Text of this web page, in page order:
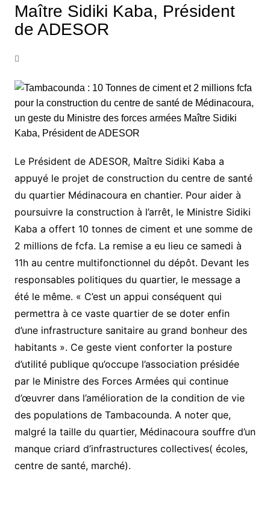
Maître Sidiki Kaba, Président
de ADESOR
Le Président de ADESOR, Maître Sidiki Kaba a
appuyé le projet de construction du centre de santé
du quartier Médinacoura en chantier. Pour aider à
poursuivre la construction à l’arrêt, le Ministre Sidiki
Kaba a offert 10 tonnes de ciment et une somme de
2 millions de fcfa. La remise a eu lieu ce samedi à
11h au centre multifonctionnel du dépôt. Devant les
responsables politiques du quartier, le message a
été le même. « C’est un appui conséquent qui
permettra à ce vaste quartier de se doter enfin
d’une infrastructure sanitaire au grand bonheur des
habitants ». Ce geste vient conforter la posture
d’utilité publique qu’occupe l’association présidée
par le Ministre des Forces Armées qui continue
d’œuvrer dans l’amélioration de la condition de vie
des populations de Tambacounda. A noter que,
malgré la taille du quartier, Médinacoura souffre d’un
manque criard d’infrastructures collectives( écoles,
centre de santé, marché).